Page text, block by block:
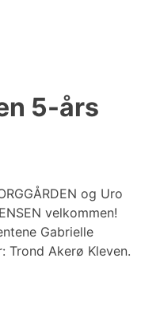
5-års
og Uro
velkommen!
Gabrielle
Trond Akerø Kleven.